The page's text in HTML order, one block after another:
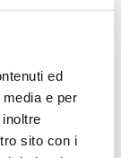
ed
e per
sito con i